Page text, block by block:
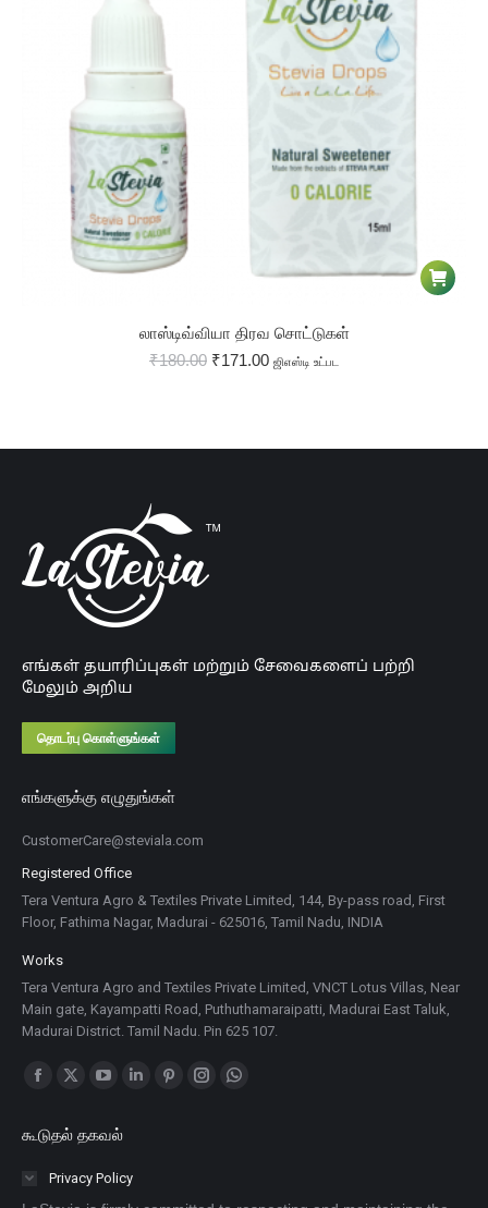
லாஸ்டிவ்வியா திரவ சொட்டுகள்
₹180.00 ₹171.00 ஜிஎஸ்டி உட்பட
எங்கள் தயாரிப்புகள் மற்றும் சேவைகளைப் பற்றி
மேலும் அறிய
தொடர்பு கொள்ளுங்கள்
எங்களுக்கு எழுதுங்கள்
CustomerCare@steviala.com
Registered Office
Tera Ventura Agro & Textiles Private Limited, 144, By-pass road, First
Floor, Fathima Nagar, Madurai - 625016, Tamil Nadu, INDIA
Works
Tera Ventura Agro and Textiles Private Limited, VNCT Lotus Villas, Near
Main gate, Kayampatti Road, Puthuthamaraipatti, Madurai East Taluk,
Madurai District. Tamil Nadu. Pin 625 107.
Find us on:
புதிய
சாளரத்தில்
திறக்கும்
புதிய
சாளரத்தில்
திறக்கும்
புதிய
சாளரத்தில்
திறக்கும்
LinkedinPinterest
திறக்கும்
Instagram
திறக்கும்
Whatsapp
கூடுதல் தகவல்
Privacy Policy